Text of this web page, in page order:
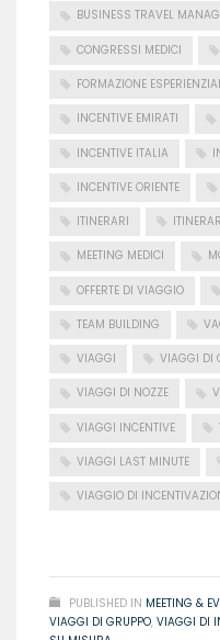
BUSINESS TRAVEL
CONGRESSI MEDICI
FORMAZIONE
INCENTIVE EMIRATI
INCENTIVE ITALIA
INCENTIVE ORIENTE
ITINERARI
MEETING MEDICI
OFFERTE DI VIAGGIO
TEAM BUILDING
VIAGGI VIAGGI DI
VIAGGI DI NOZZE
VIAGGI INCENTIVE
VIAGGI LAST MINUTE
VIAGGIO DI
PUBLISHED IN MEETING &
VIAGGI DI GRUPPO, VIAGGI DI